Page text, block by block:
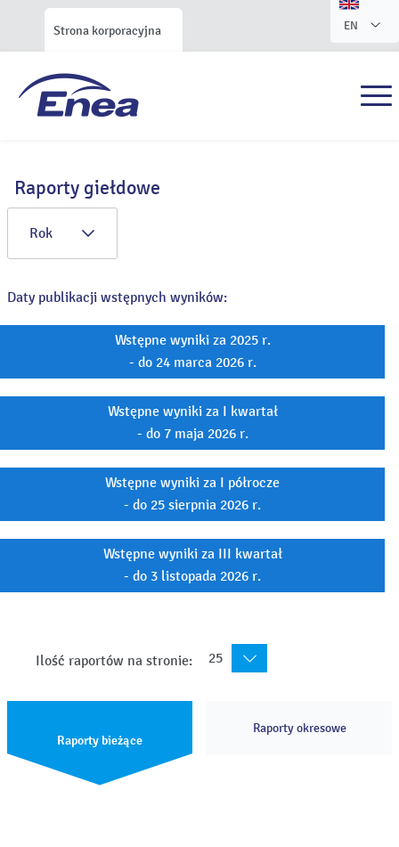
Strona korporacyjna EN
Raporty giełdowe
Rok
Daty publikacji wstępnych wyników:
Wstępne wyniki za 2025 r.
- do 24 marca 2026 r.
Wstępne wyniki za I kwartał
- do 7 maja 2026 r.
Wstępne wyniki za I półrocze
- do 25 sierpnia 2026 r.
Wstępne wyniki za III kwartał
- do 3 listopada 2026 r.
Ilość raportów na stronie: 25
Raporty bieżące
Raporty okresowe